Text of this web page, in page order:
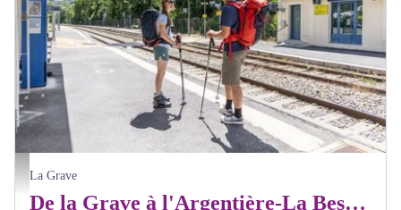
Gare de l'Argentière Les Ecrins - Thibaut Blais - Parc national des Ecrins
La Grave
De la Grave à l'Argentière-La Bessée sur le GR54 (sans voiture)